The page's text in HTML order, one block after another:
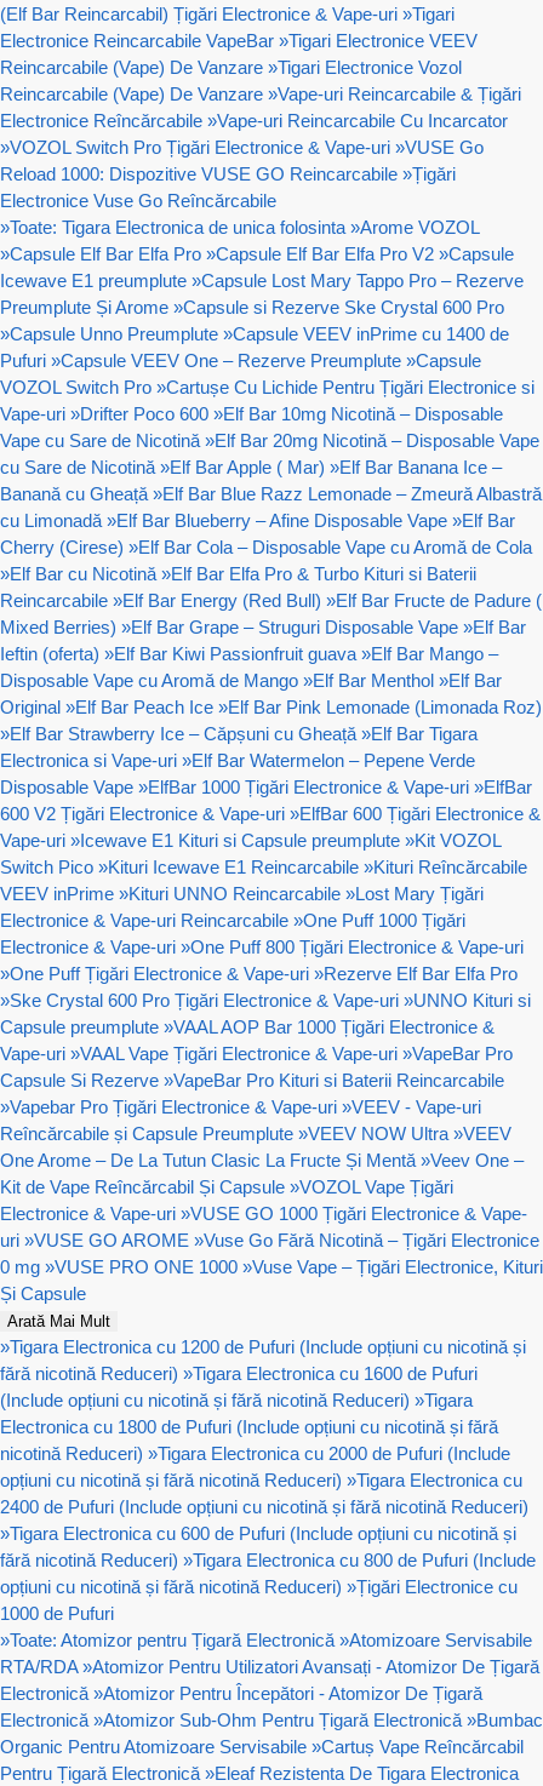
(Elf Bar Reincarcabil) Țigări Electronice & Vape-uri »Tigari
Electronice Reincarcabile VapeBar »Tigari Electronice VEEV
Reincarcabile (Vape) De Vanzare »Tigari Electronice Vozol
Reincarcabile (Vape) De Vanzare »Vape-uri Reincarcabile & Țigări
Electronice Reîncărcabile »Vape-uri Reincarcabile Cu Incarcator
»VOZOL Switch Pro Țigări Electronice & Vape-uri »VUSE Go
Reload 1000: Dispozitive VUSE GO Reincarcabile »Țigări
Electronice Vuse Go Reîncărcabile
»Toate: Tigara Electronica de unica folosinta »Arome VOZOL
»Capsule Elf Bar Elfa Pro »Capsule Elf Bar Elfa Pro V2 »Capsule
Icewave E1 preumplute »Capsule Lost Mary Tappo Pro – Rezerve
Preumplute Și Arome »Capsule si Rezerve Ske Crystal 600 Pro
»Capsule Unno Preumplute »Capsule VEEV inPrime cu 1400 de
Pufuri »Capsule VEEV One – Rezerve Preumplute »Capsule
VOZOL Switch Pro »Cartușe Cu Lichide Pentru Țigări Electronice si
Vape-uri »Drifter Poco 600 »Elf Bar 10mg Nicotină – Disposable
Vape cu Sare de Nicotină »Elf Bar 20mg Nicotină – Disposable Vape
cu Sare de Nicotină »Elf Bar Apple ( Mar) »Elf Bar Banana Ice –
Banană cu Gheață »Elf Bar Blue Razz Lemonade – Zmeură Albastră
cu Limonadă »Elf Bar Blueberry – Afine Disposable Vape »Elf Bar
Cherry (Cirese) »Elf Bar Cola – Disposable Vape cu Aromă de Cola
»Elf Bar cu Nicotină »Elf Bar Elfa Pro & Turbo Kituri si Baterii
Reincarcabile »Elf Bar Energy (Red Bull) »Elf Bar Fructe de Padure (
Mixed Berries) »Elf Bar Grape – Struguri Disposable Vape »Elf Bar
Ieftin (oferta) »Elf Bar Kiwi Passionfruit guava »Elf Bar Mango –
Disposable Vape cu Aromă de Mango »Elf Bar Menthol »Elf Bar
Original »Elf Bar Peach Ice »Elf Bar Pink Lemonade (Limonada Roz)
»Elf Bar Strawberry Ice – Căpșuni cu Gheață »Elf Bar Tigara
Electronica si Vape-uri »Elf Bar Watermelon – Pepene Verde
Disposable Vape »ElfBar 1000 Țigări Electronice & Vape-uri »ElfBar
600 V2 Țigări Electronice & Vape-uri »ElfBar 600 Țigări Electronice &
Vape-uri »Icewave E1 Kituri si Capsule preumplute »Kit VOZOL
Switch Pico »Kituri Icewave E1 Reincarcabile »Kituri Reîncărcabile
VEEV inPrime »Kituri UNNO Reincarcabile »Lost Mary Țigări
Electronice & Vape-uri Reincarcabile »One Puff 1000 Țigări
Electronice & Vape-uri »One Puff 800 Țigări Electronice & Vape-uri
»One Puff Țigări Electronice & Vape-uri »Rezerve Elf Bar Elfa Pro
»Ske Crystal 600 Pro Țigări Electronice & Vape-uri »UNNO Kituri si
Capsule preumplute »VAAL AOP Bar 1000 Țigări Electronice &
Vape-uri »VAAL Vape Țigări Electronice & Vape-uri »VapeBar Pro
Capsule Si Rezerve »VapeBar Pro Kituri si Baterii Reincarcabile
»Vapebar Pro Țigări Electronice & Vape-uri »VEEV - Vape-uri
Reîncărcabile și Capsule Preumplute »VEEV NOW Ultra »VEEV
One Arome – De La Tutun Clasic La Fructe Și Mentă »Veev One –
Kit de Vape Reîncărcabil Și Capsule »VOZOL Vape Țigări
Electronice & Vape-uri »VUSE GO 1000 Țigări Electronice & Vape-
uri »VUSE GO AROME »Vuse Go Fără Nicotină – Țigări Electronice
0 mg »VUSE PRO ONE 1000 »Vuse Vape – Țigări Electronice, Kituri
Și Capsule
Arată Mai Mult
»Tigara Electronica cu 1200 de Pufuri (Include opțiuni cu nicotină și
fără nicotină Reduceri) »Tigara Electronica cu 1600 de Pufuri
(Include opțiuni cu nicotină și fără nicotină Reduceri) »Tigara
Electronica cu 1800 de Pufuri (Include opțiuni cu nicotină și fără
nicotină Reduceri) »Tigara Electronica cu 2000 de Pufuri (Include
opțiuni cu nicotină și fără nicotină Reduceri) »Tigara Electronica cu
2400 de Pufuri (Include opțiuni cu nicotină și fără nicotină Reduceri)
»Tigara Electronica cu 600 de Pufuri (Include opțiuni cu nicotină și
fără nicotină Reduceri) »Tigara Electronica cu 800 de Pufuri (Include
opțiuni cu nicotină și fără nicotină Reduceri) »Țigări Electronice cu
1000 de Pufuri
»Toate: Atomizor pentru Țigară Electronică »Atomizoare Servisabile
RTA/RDA »Atomizor Pentru Utilizatori Avansați - Atomizor De Țigară
Electronică »Atomizor Pentru Începători - Atomizor De Țigară
Electronică »Atomizor Sub-Ohm Pentru Țigară Electronică »Bumbac
Organic Pentru Atomizoare Servisabile »Cartuș Vape Reîncărcabil
Pentru Țigară Electronică »Eleaf Rezistenta De Tigara Electronica